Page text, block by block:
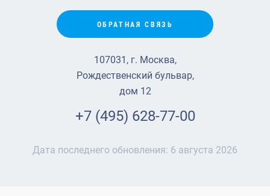
ОБРАТНАЯ СВЯЗЬ
107031, г. Москва,
Рождественский бульвар,
дом 12
+7 (495) 628-77-00
Дата последнего обновления: 6 августа 2026